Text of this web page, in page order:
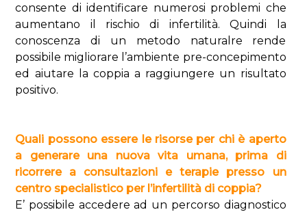
consente di identificare numerosi problemi che
aumentano il rischio di infertilità. Quindi la
conoscenza di un metodo naturalre rende
possibile migliorare l’ambiente pre-concepimento
ed aiutare la coppia a raggiungere un risultato
positivo.
Quali possono essere le risorse per chi è aperto
a generare una nuova vita umana, prima di
ricorrere a consultazioni e terapie presso un
centro specialistico per l’infertilità di coppia?
E’ possibile accedere ad un percorso diagnostico